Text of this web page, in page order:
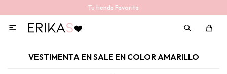
Tu tienda Favorita

VESTIMENTA EN SALE EN COLOR AMARILLO